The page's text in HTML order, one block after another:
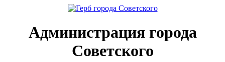
Администрация города
Советского